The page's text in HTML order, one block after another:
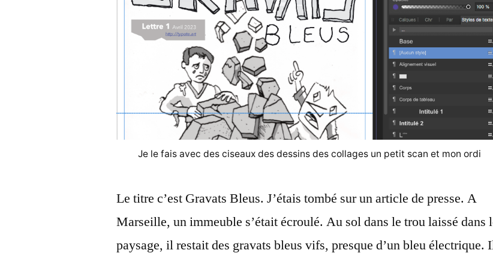
Je le fais avec des ciseaux des dessins des collages un petit scan et mon ordi
Le titre c’est Gravats Bleus. J’étais tombé sur un article de presse. A
Marseille, un immeuble s’était écroulé. Au sol dans le trou laissé dans
paysage, il restait des gravats bleus vifs, presque d’un bleu électrique.